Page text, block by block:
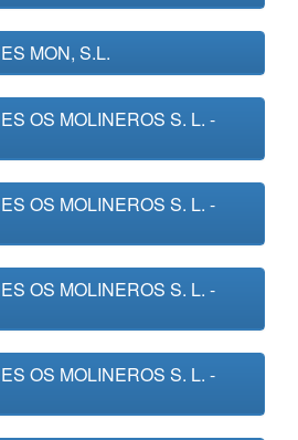
MON, S.L.
OS MOLINEROS S. L. -
OS MOLINEROS S. L. -
OS MOLINEROS S. L. -
OS MOLINEROS S. L. -